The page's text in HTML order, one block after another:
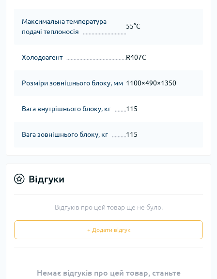
Максимальна температура
подачі теплоносія
55°С
Холодоагент R407С
Розміри зовнішнього блоку, мм 1100×490×1350
Вага внутрішнього блоку, кг 115
Вага зовнішнього блоку, кг 115
Відгуки
Відгуків про цей товар ще не було.
+ Додати відгук
Немає відгуків про цей товар, станьте